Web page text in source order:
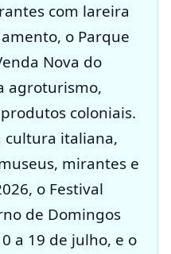
com lareira
o Parque
Nova do
agroturismo,
coloniais.
cultura italiana,
mirantes e
o Festival
de Domingos
a 19 de julho, e o